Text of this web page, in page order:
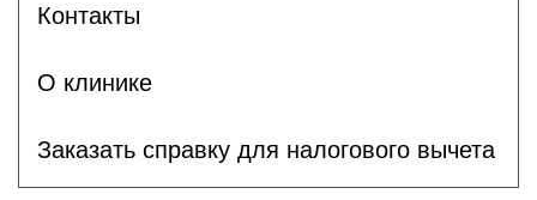
Контакты
О клинике
Заказать справку для налогового вычета